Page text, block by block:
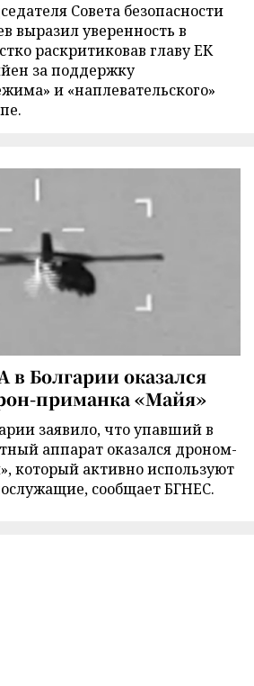
Совета безопасности
выразил уверенность в
раскритиковав главу ЕК
за поддержку
и «наплевательского»
Болгарии оказался
приманка «Майя»
заявило, что упавший в
аппарат оказался дроном-
который активно используют
сообщает БГНЕС.